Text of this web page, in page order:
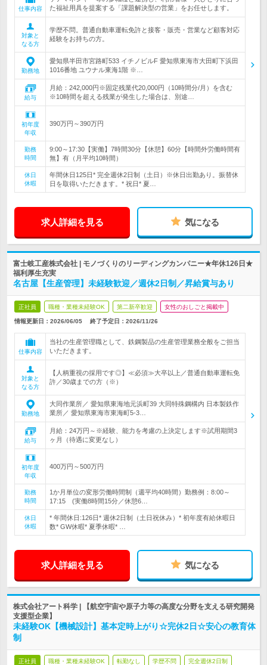
仕事内容
た福祉用具を提案する「課題解決型の営業」をお任せします。
対象と
なる方
学歴不問。普通自動車運転免許と接客・販売・営業など顧客対応
経験をお持ちの方。
勤務地
愛知県半田市宮路町533 イチノビルF 愛知県東海市大田町下浜田
1016番地 ユウナル東海1階 ※…
給与
月給：242,000円※固定残業代20,000円（10時間分/月）を含む
※10時間を超える残業が発生した場合は、別途…
初年度
年収
390万円～390万円
勤務
時間
9:00～17:30【実働】7時間30分【休憩】60分【時間外労働時間有
無】有（月平均10時間）
休日
休暇
年間休日125日* 完全週休2日制（土日）※休日出勤あり。振替休
日を取得いただきます。* 祝日* 夏…
求人詳細を見る 気になる
富士岐工産株式会社 | モノづくりのリーディングカンパニー★年休126日★
福利厚生充実
名古屋【生産管理】未経験歓迎／週休2日制／昇給賞与あり
正社員 職種・業種未経験OK 第二新卒歓迎 女性のおしごと掲載中
情報更新日：2026/06/05 終了予定日： 2026/11/26
仕事内容
当社の生産管理職として、鉄鋼製品の生産管理業務全般をご担当
いただきます。
対象と
なる方
【人柄重視の採用です◎】≪必須≫大卒以上／普通自動車運転免
許／30歳までの方（※）
勤務地
大同作業所／ 愛知県東海地元浜町39 大同特殊鋼構内 日本製鉄作
業所／ 愛知県東海市東海町5-3…
給与
月給：24万円～※経験、能力を考慮の上決定します※試用期間3
ヶ月（待遇に変更なし）
初年度
年収
400万円～500万円
勤務
時間
1か月単位の変形労働時間制（週平均40時間）勤務例：8:00～
17:15 (実働8時間15分／休憩6…
休日
休暇
* 年間休日:126日* 週休2日制（土日祝休み）* 初年度有給休暇日
数* GW休暇* 夏季休暇* …
求人詳細を見る 気になる
株式会社アート科学 | 【航空宇宙や原子力等の高度な分野を支える研究開発
支援型企業】
未経験OK【機械設計】基本定時上がり☆完休2日☆安心の教育体
制
正社員 職種・業種未経験OK 転勤なし 学歴不問 完全週休2日制